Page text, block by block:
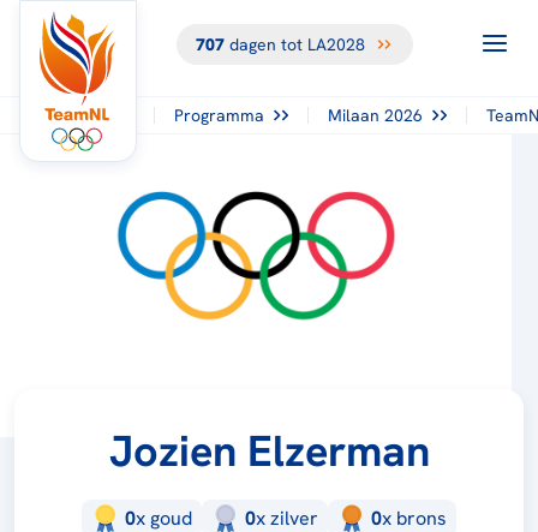
707dagen tot LA2028
Programma Milaan 2026
Jozien Elzerman
0x goud 0xzilver 0x brons